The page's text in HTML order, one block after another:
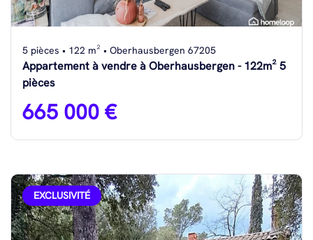
5 pièces • 122 m² • Oberhausbergen 67205
Appartement à vendre à Oberhausbergen - 122m² 5
pièces
665 000 €
EXCLUSIVITÉ